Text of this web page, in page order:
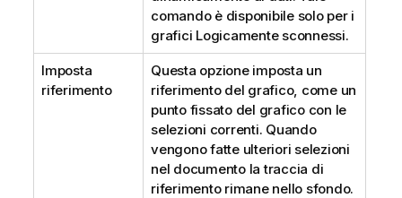
comando è disponibile solo per i
grafici Logicamente sconnessi.
Imposta
riferimento
Questa opzione imposta un
riferimento del grafico, come un
punto fissato del grafico con le
selezioni correnti. Quando
vengono fatte ulteriori selezioni
nel documento la traccia di
riferimento rimane nello sfondo.